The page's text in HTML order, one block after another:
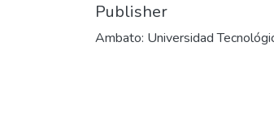
Publisher
Ambato: Universidad